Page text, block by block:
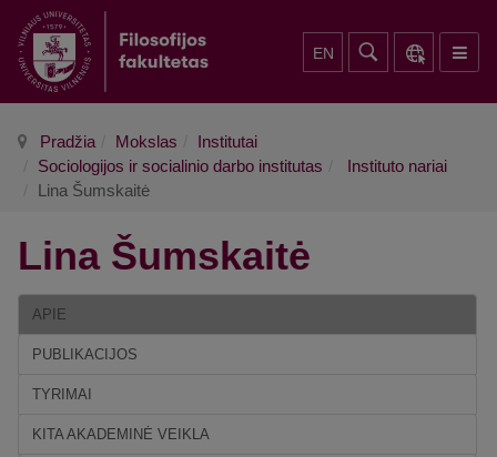
EN
Pradžia Mokslas
Institutai
Sociologijos ir socialinio darbo institutas
Instituto nariai
Lina Šumskaitė
Lina Šumskaitė
APIE
PUBLIKACIJOS
TYRIMAI
KITA AKADEMINĖ VEIKLA